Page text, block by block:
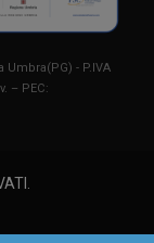
Umbra(PG) - P.IVA
– PEC: